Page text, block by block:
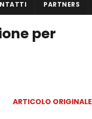
PARTNERS
per
ARTICOLO ORIGINALE